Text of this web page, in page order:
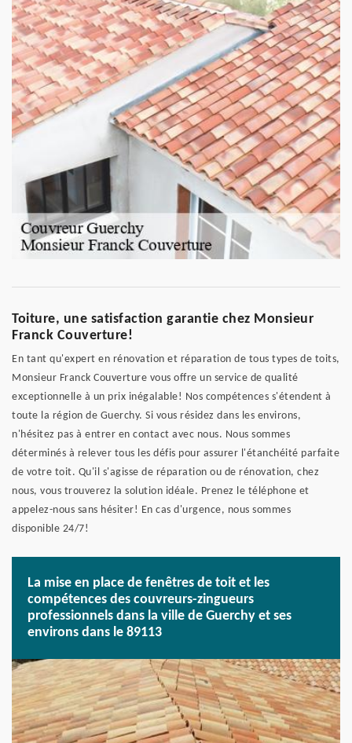
Toiture, une satisfaction garantie chez Monsieur
Franck Couverture!
En tant qu'expert en rénovation et réparation de tous types de toits,
Monsieur Franck Couverture vous offre un service de qualité
exceptionnelle à un prix inégalable! Nos compétences s'étendent à
toute la région de Guerchy. Si vous résidez dans les environs,
n'hésitez pas à entrer en contact avec nous. Nous sommes
déterminés à relever tous les défis pour assurer l'étanchéité parfaite
de votre toit. Qu'il s'agisse de réparation ou de rénovation, chez
nous, vous trouverez la solution idéale. Prenez le téléphone et
appelez-nous sans hésiter! En cas d'urgence, nous sommes
disponible 24/7!
La mise en place de fenêtres de toit et les
compétences des couvreurs-zingueurs
professionnels dans la ville de Guerchy et ses
environs dans le 89113